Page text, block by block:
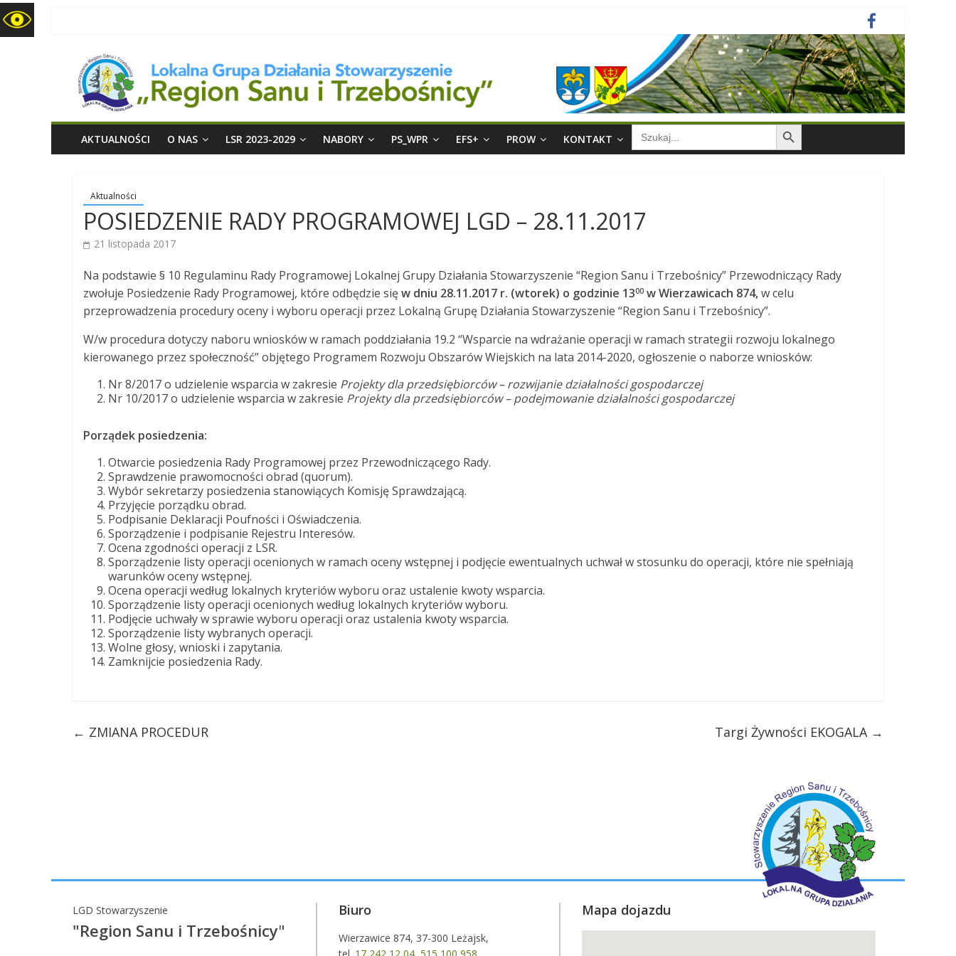
LGD
Region
Sanu
i
Trzebośnicy
AKTUALNOŚCI O NAS LSR 2023-2029 NABORY PS_WPR EFS+ PROW KONTAKT
Search
for:
Search Button
Aktualności
POSIEDZENIE RADY PROGRAMOWEJ LGD – 28.11.2017
21 listopada 2017
Na podstawie § 10 Regulaminu Rady Programowej Lokalnej Grupy Działania Stowarzyszenie “Region Sanu i Trzebośnicy” Przewodniczący Rady
zwołuje Posiedzenie Rady Programowej, które odbędzie sięw dniu 28.11.2017 r. (wtorek) o godzinie 1300 w Wierzawicach 874,w celu
przeprowadzenia procedury oceny i wyboru operacji przez Lokalną Grupę Działania Stowarzyszenie “Region Sanu i Trzebośnicy”.
W/w procedura dotyczy naboru wniosków w ramach poddziałania 19.2 “Wsparcie na wdrażanie operacji w ramach strategii rozwoju lokalnego
kierowanego przez społeczność” objętego Programem Rozwoju Obszarów Wiejskich na lata 2014-2020, ogłoszenie o naborze wniosków:
Nr 8/2017 o udzielenie wsparcia w zakresie Projekty dla przedsiębiorców – rozwijanie działalności gospodarczej
Nr 10/2017 o udzielenie wsparcia w zakresie Projekty dla przedsiębiorców – podejmowanie działalności gospodarczej
Porządek posiedzenia:
Otwarcie posiedzenia Rady Programowej przez Przewodniczącego Rady.
Sprawdzenie prawomocności obrad (quorum).
Wybór sekretarzy posiedzenia stanowiących Komisję Sprawdzającą.
Przyjęcie porządku obrad.
Podpisanie Deklaracji Poufności i Oświadczenia.
Sporządzenie i podpisanie Rejestru Interesów.
Ocena zgodności operacji z LSR.
Sporządzenie listy operacji ocenionych w ramach oceny wstępnej i podjęcie ewentualnych uchwał w stosunku do operacji, które nie spełniają
warunków oceny wstępnej.
Ocena operacji według lokalnych kryteriów wyboru oraz ustalenie kwoty wsparcia.
Sporządzenie listy operacji ocenionych według lokalnych kryteriów wyboru.
Podjęcie uchwały w sprawie wyboru operacji oraz ustalenia kwoty wsparcia.
Sporządzenie listy wybranych operacji.
Wolne głosy, wnioski i zapytania.
Zamknijcie posiedzenia Rady.
← ZMIANA PROCEDUR Targi Żywności EKOGALA →
LGD Stowarzyszenie
"Region Sanu i Trzebośnicy"
Biuro
Wierzawice 874, 37-300 Leżajsk,
Mapa dojazdu